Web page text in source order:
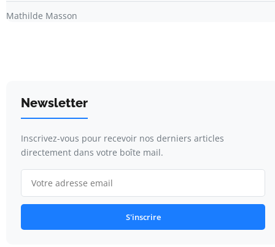
Mathilde Masson
Newsletter
Inscrivez-vous pour recevoir nos derniers articles
directement dans votre boîte mail.
S'inscrire